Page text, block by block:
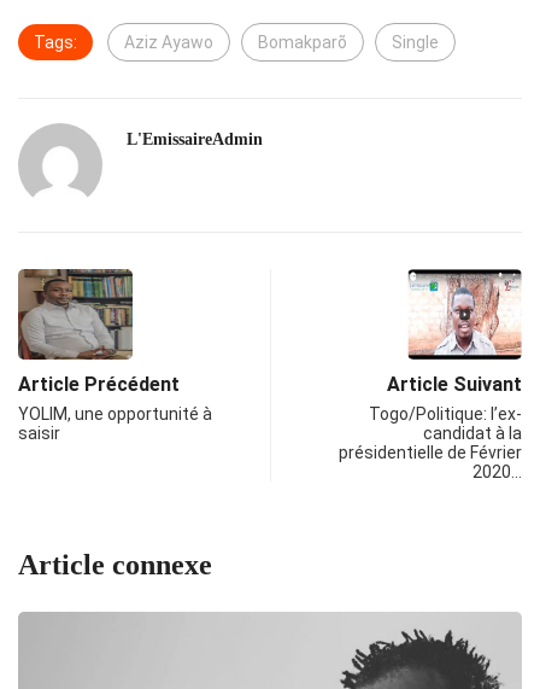
Tags: Aziz Ayawo Bomakparõ Single
L'EmissaireAdmin
Article Précédent
YOLIM, une opportunité à
saisir
Article Suivant
Togo/Politique: l’ex-
candidat à la
présidentielle de Février
2020…
Article connexe